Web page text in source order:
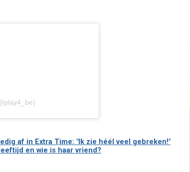
af in Extra Time: "Ik zie héél veel gebreken!"
en wie is haar vriend?